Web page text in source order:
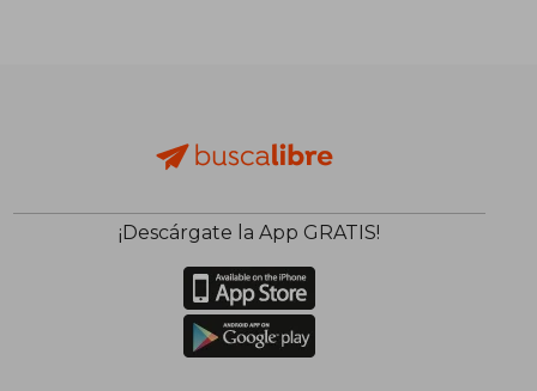
¡Descárgate la App GRATIS!